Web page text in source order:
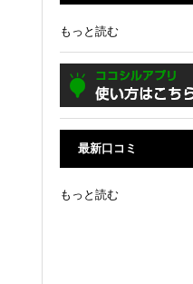
もっと読む
最新口コミ
もっと読む